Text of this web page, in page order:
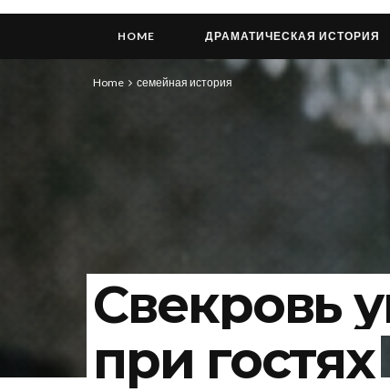
HOME ДРАМАТИЧЕСКАЯ ИСТОРИЯ
Home семейная история
Свекровь
при гостях